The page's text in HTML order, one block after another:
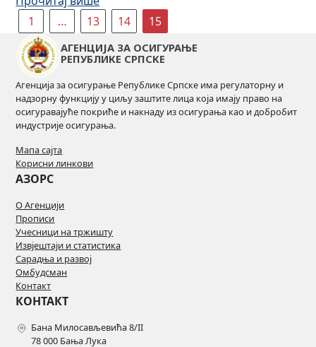
1
… 13 14 15
АГЕНЦИЈА ЗА ОСИГУРАЊЕ
РЕПУБЛИКЕ СРПСКЕ
Агенција за осигурање Републике Српске има регулаторну и
надзорну функцију у циљу заштите лица која имају право на
осигуравајуће покриће и накнаду из осигурања као и добробит
индустрије осигурања.
Мапа сајта
Корисни линкови
АЗОРС
О Агенцији
Прописи
Учесници на тржишту
Извјештаји и статистика
Сарадња и развој
Омбудсман
Контакт
КОНТАКТ
Бана Милосављевића 8/II
78 000 Бања Лука